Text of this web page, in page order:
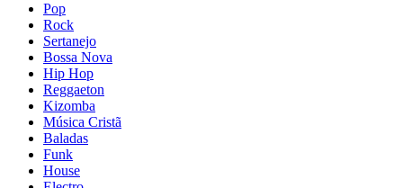
Pop
Rock
Sertanejo
Bossa Nova
Hip Hop
Reggaeton
Kizomba
Música Cristã
Baladas
Funk
House